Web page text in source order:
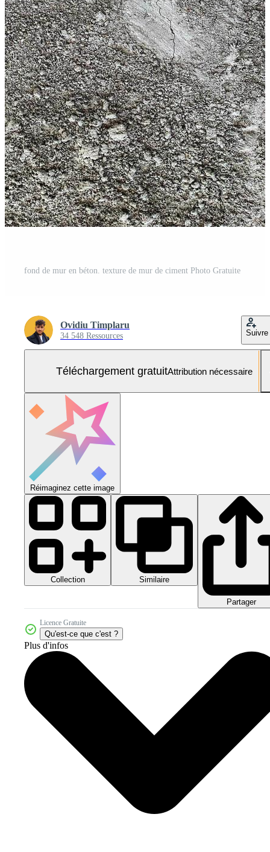
fond de mur en béton. texture de mur de ciment Photo Gratuite
Ovidiu Timplaru
34 548 Ressources Suivre
Téléchargement gratuitAttribution nécessaire
Réimaginez cette image
Collection Similaire
Partager
Licence Gratuite
Qu'est-ce que c'est ?
Plus d'infos